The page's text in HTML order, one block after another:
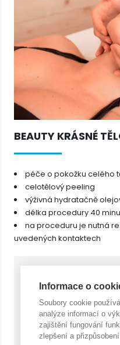
BEAUTY KRÁSNÉ
péče o pokožku celého
celotělový peeling
výživná hydratačně
délka procedury 40
na proceduru je nutná
uvedených kontaktech
Počet
Informace o
Soubory cookie
analýze informací o
zajištění fungování
zlepšení a